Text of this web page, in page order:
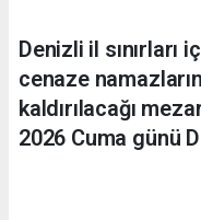
Denizli il sınırları
cenaze
kaldırılacağı
2026 Cuma günü